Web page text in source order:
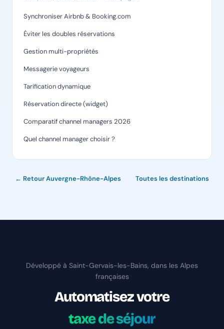
Synchroniser Airbnb & Booking.com
Éviter les doubles réservations
Gestion multi-propriétés
Messagerie voyageurs
Tarification dynamique
Réservation directe (widget)
Comparatif channel managers 2026
Quel channel manager choisir ?
← Retour Auvergne-Rhône-Alpes Toutes les destinations
Développé à Saint-Gervais-les-Bains, dans les Alpes
françaises
Automatisez votre
taxe de séjour